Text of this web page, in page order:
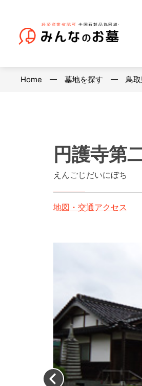
Home 墓地を探す 鳥
円護寺第
えんごじだいにぼち
地図・交通アクセス